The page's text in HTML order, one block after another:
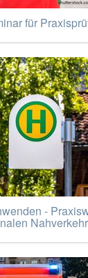
für
-
Nahverkehr